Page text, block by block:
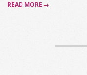
READ MORE →